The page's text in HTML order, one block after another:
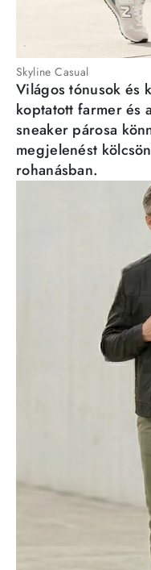
Skyline Casual
Világos tónusok és
koptatott farmer és
sneaker párosa
megjelenést
rohanásban.